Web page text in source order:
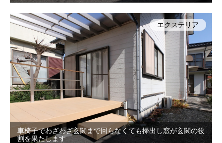
車椅子でわざわざ玄関まで回らなくても掃出し窓が玄関の役
割を果たします
エクステリア